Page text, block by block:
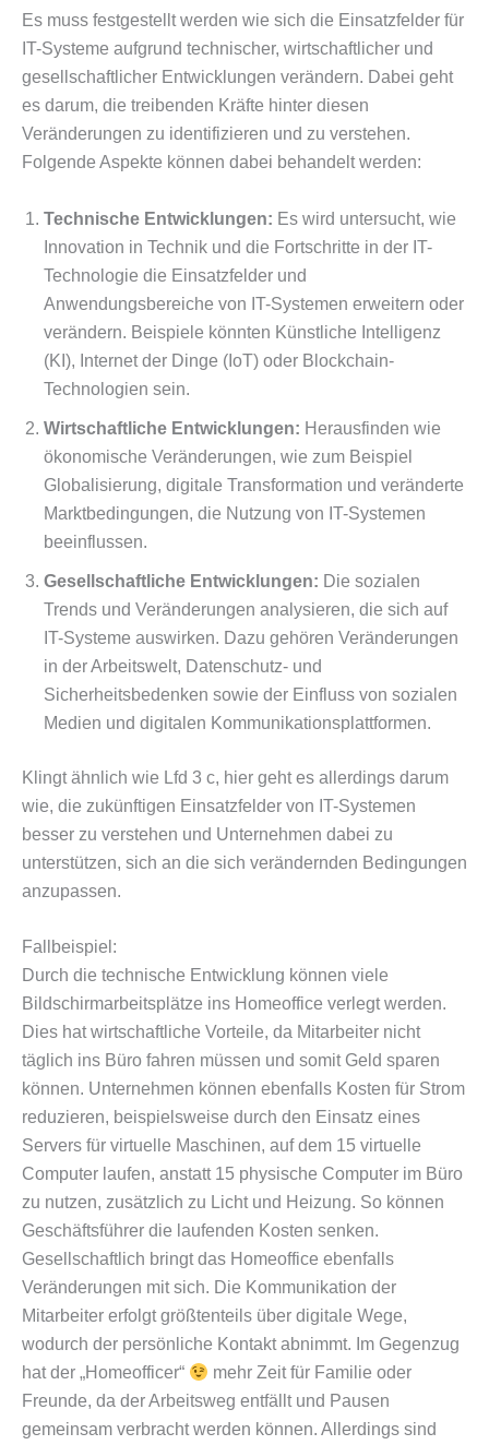
Es muss festgestellt werden wie sich die Einsatzfelder für
IT-Systeme aufgrund technischer, wirtschaftlicher und
gesellschaftlicher Entwicklungen verändern. Dabei geht
es darum, die treibenden Kräfte hinter diesen
Veränderungen zu identifizieren und zu verstehen.
Folgende Aspekte können dabei behandelt werden:
Technische Entwicklungen: Es wird untersucht, wie
Innovation in Technik und die Fortschritte in der IT-
Technologie die Einsatzfelder und
Anwendungsbereiche von IT-Systemen erweitern oder
verändern. Beispiele könnten Künstliche Intelligenz
(KI), Internet der Dinge (IoT) oder Blockchain-
Technologien sein.
Wirtschaftliche Entwicklungen: Herausfinden wie
ökonomische Veränderungen, wie zum Beispiel
Globalisierung, digitale Transformation und veränderte
Marktbedingungen, die Nutzung von IT-Systemen
beeinflussen.
Gesellschaftliche Entwicklungen: Die sozialen
Trends und Veränderungen analysieren, die sich auf
IT-Systeme auswirken. Dazu gehören Veränderungen
in der Arbeitswelt, Datenschutz- und
Sicherheitsbedenken sowie der Einfluss von sozialen
Medien und digitalen Kommunikationsplattformen.
Klingt ähnlich wie Lfd 3 c, hier geht es allerdings darum
wie, die zukünftigen Einsatzfelder von IT-Systemen
besser zu verstehen und Unternehmen dabei zu
unterstützen, sich an die sich verändernden Bedingungen
anzupassen.
Fallbeispiel:
Durch die technische Entwicklung können viele
Bildschirmarbeitsplätze ins Homeoffice verlegt werden.
Dies hat wirtschaftliche Vorteile, da Mitarbeiter nicht
täglich ins Büro fahren müssen und somit Geld sparen
können. Unternehmen können ebenfalls Kosten für Strom
reduzieren, beispielsweise durch den Einsatz eines
Servers für virtuelle Maschinen, auf dem 15 virtuelle
Computer laufen, anstatt 15 physische Computer im Büro
zu nutzen, zusätzlich zu Licht und Heizung. So können
Geschäftsführer die laufenden Kosten senken.
Gesellschaftlich bringt das Homeoffice ebenfalls
Veränderungen mit sich. Die Kommunikation der
Mitarbeiter erfolgt größtenteils über digitale Wege,
wodurch der persönliche Kontakt abnimmt. Im Gegenzug
hat der „Homeofficer“
mehr Zeit für Familie oder
Freunde, da der Arbeitsweg entfällt und Pausen
gemeinsam verbracht werden können. Allerdings sind